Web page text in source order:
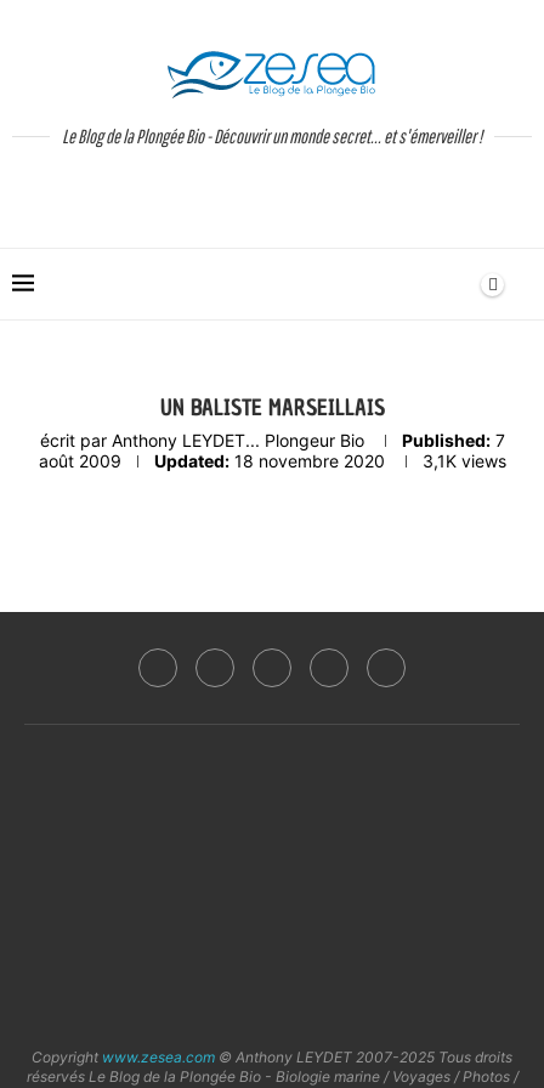
Le Blog de la Plongée Bio - Découvrir un monde secret... et s'émerveiller !
UN BALISTE MARSEILLAIS
écrit par Anthony LEYDET... Plongeur Bio Published: 7
août 2009
Updated: 18 novembre 2020 3,1Kviews
Copyright www.zesea.com © Anthony LEYDET 2007-2025 Tous droits
réservés Le Blog de la Plongée Bio - Biologie marine / Voyages / Photos /